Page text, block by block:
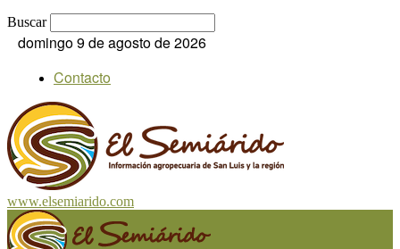
Buscar
domingo 9 de agosto de 2026
Contacto
www.elsemiarido.com